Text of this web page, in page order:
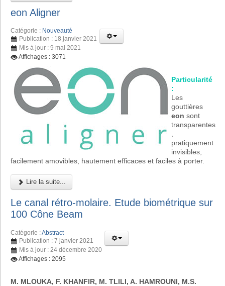
eon Aligner
Catégorie : Nouveauté
Publication : 18 janvier 2021
Mis à jour : 9 mai 2021
Affichages : 3071
Particularité
:
Les
gouttières
eon sont
transparentes
,
pratiquement
invisibles,
facilement amovibles, hautement efficaces et faciles à porter.
Lire la suite...
Le canal rétro-molaire. Etude biométrique sur
100 Cône Beam
Catégorie :Abstract
Publication : 7 janvier 2021
Mis à jour : 24 décembre 2020
Affichages : 2095
M. MLOUKA, F. KHANFIR, M. TLILI, A. HAMROUNI, M.S.